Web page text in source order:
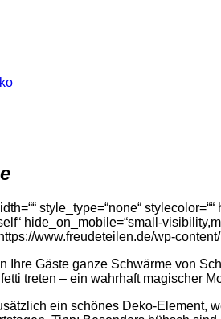
style_type=“none“
hide_on_mobile=“small-
www.freudeteilen.de/wp-
Ihre Gäste ganze Schwärme von
treten – ein wahrhaft magischer
ein schönes Deko-Element,